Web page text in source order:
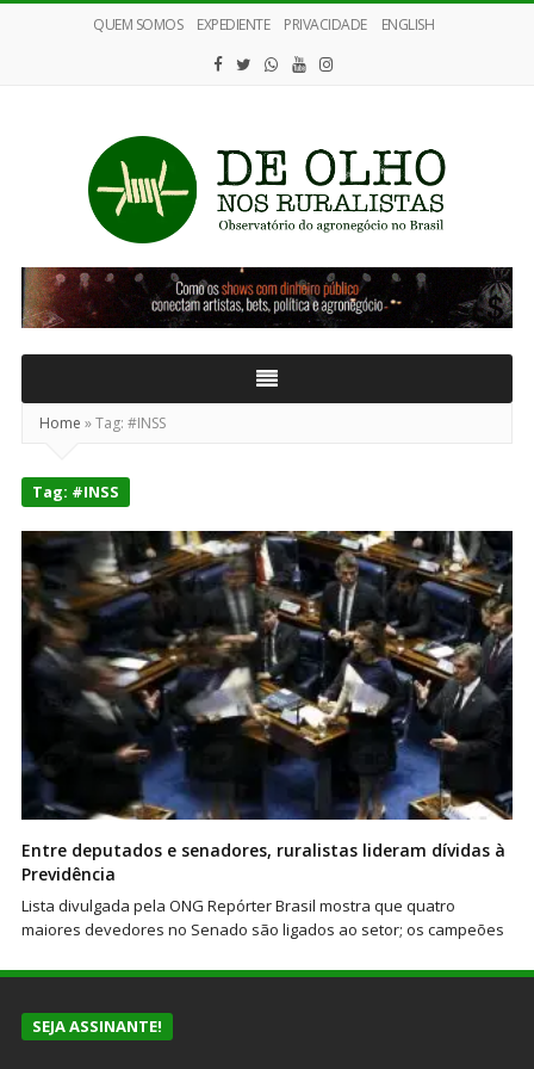
QUEM SOMOS EXPEDIENTE PRIVACIDADE ENGLISH
De
Olho
nos
Home »Tag: #INSS
Tag: #INSS
Entre deputados e senadores, ruralistas lideram dívidas à
Previdência
Lista divulgada pela ONG Repórter Brasil mostra que quatro
maiores devedores no Senado são ligados ao setor; os campeões
SEJA ASSINANTE!